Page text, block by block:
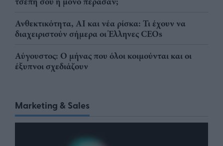
Ανθεκτικότητα, AI και νέα ρίσκα: Τι έχουν να
διαχειριστούν σήμερα οι Έλληνες CEOs
Αύγουστος: Ο μήνας που όλοι κοιμούνται και οι
έξυπνοι σχεδιάζουν
Marketing & Sales